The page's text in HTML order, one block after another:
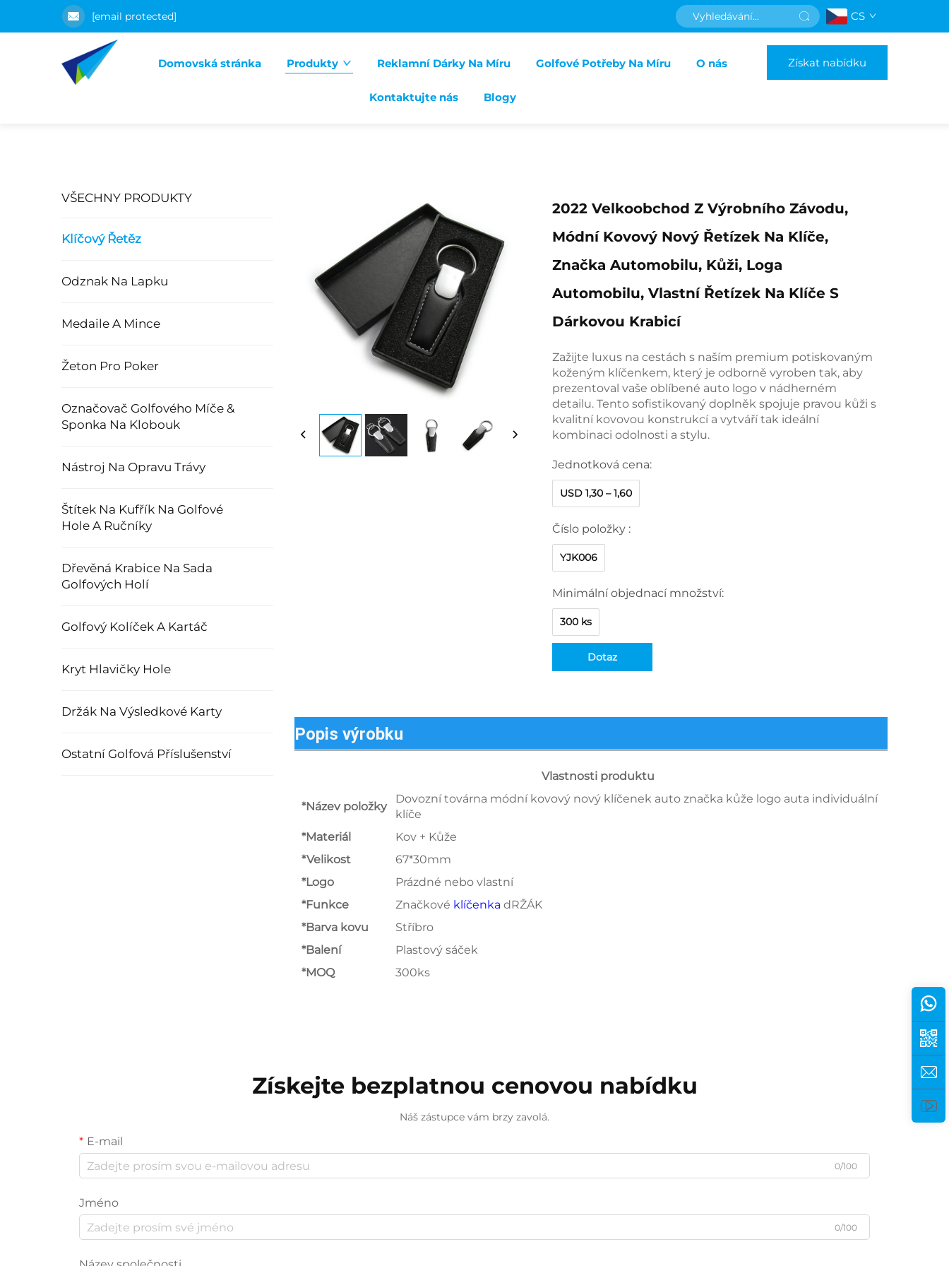
[email protected] CS
Domovská stránka Produkty Reklamní Dárky Na Míru Golfové Potřeby Na Míru O nás
Kontaktujte nás Blogy
Získat nabídku
VŠECHNY PRODUKTY
Klíčový Řetěz
Odznak Na Lapku
Medaile A Mince
Žeton Pro Poker
Označovač Golfového Míče &
Sponka Na Klobouk
Nástroj Na Opravu Trávy
Štítek Na Kufřík Na Golfové
Hole A Ručníky
Dřevěná Krabice Na Sada
Golfových Holí
Golfový Kolíček A Kartáč
Kryt Hlavičky Hole
Držák Na Výsledkové Karty
Ostatní Golfová Příslušenství
2022 Velkoobchod Z Výrobního Závodu,
Módní Kovový Nový Řetízek Na Klíče,
Značka Automobilu, Kůži, Loga
Automobilu, Vlastní Řetízek Na Klíče S
Dárkovou Krabicí
Zažijte luxus na cestách s naším premium potiskovaným
koženým klíčenkem, který je odborně vyroben tak, aby
prezentoval vaše oblíbené auto logo v nádherném
detailu. Tento sofistikovaný doplněk spojuje pravou kůži s
kvalitní kovovou konstrukcí a vytváří tak ideální
kombinaci odolnosti a stylu.
Jednotková cena:
USD 1,30 – 1,60
Číslo položky :
YJK006
Minimální objednací množství:
300 ks
Dotaz
Popis výrobku
Vlastnosti produktu
*Název položky
Dovozní továrna módní kovový nový klíčenek auto značka kůže logo auta individuální
klíče
*Materiál
Kov + Kůže
*Velikost
67*30mm
*Logo
Prázdné nebo vlastní
*Funkce
Značkové klíčenka dRŽÁK
*Barva kovu
Stříbro
*Balení
Plastový sáček
*MOQ
300ks
Získejte bezplatnou cenovou nabídku
Náš zástupce vám brzy zavolá.
E-mail
0/100
Jméno
0/100